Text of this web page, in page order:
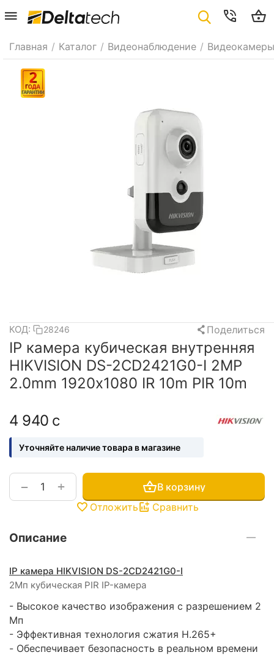
Главная / Каталог / Видеонаблюдение / Видеокамеры
КОД: 28246 Поделиться
IP камера кубическая внутренняя
HIKVISION DS-2CD2421G0-I 2MP
2.0mm 1920х1080 IR 10m PIR 10m
4 940 с
Уточняйте наличие товара в магазине
+
−
В корзину
Отложить
Сравнить
Описание
IP камера HIKVISION DS-2CD2421G0-I
2Мп кубическая PIR IP-камера
- Высокое качество изображения с разрешением 2
Мп
- Эффективная технология сжатия H.265+
- Обеспечивает безопасность в реальном времени